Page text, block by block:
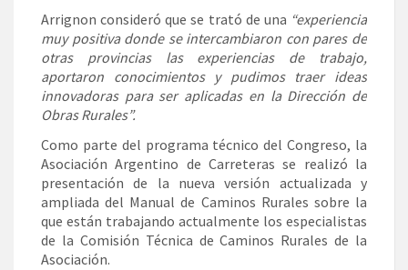
Arrignon consideró que se trató de una “experiencia
muy positiva donde se intercambiaron con pares de
otras provincias las experiencias de trabajo,
aportaron conocimientos y pudimos traer ideas
innovadoras para ser aplicadas en la Dirección de
Obras Rurales”.
Como parte del programa técnico del Congreso, la
Asociación Argentino de Carreteras se realizó la
presentación de la nueva versión actualizada y
ampliada del Manual de Caminos Rurales sobre la
que están trabajando actualmente los especialistas
de la Comisión Técnica de Caminos Rurales de la
Asociación.